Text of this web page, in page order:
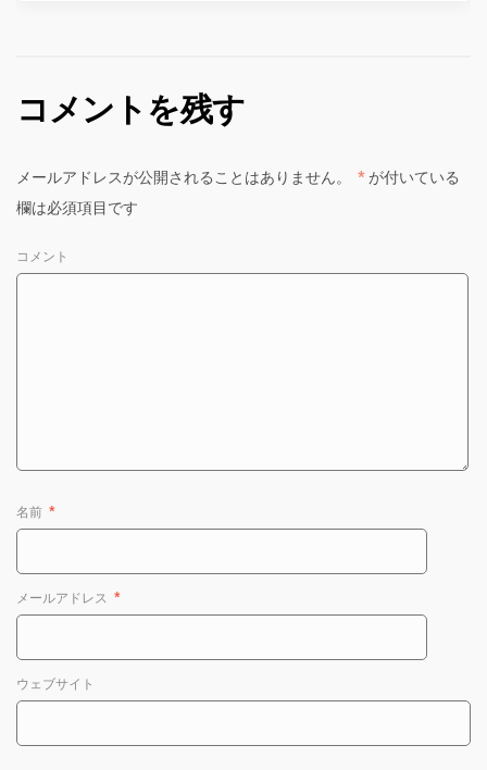
コメントを残す
メールアドレスが公開されることはありません。 * が付いている
欄は必須項目です
コメント
名前 *
メールアドレス *
ウェブサイト